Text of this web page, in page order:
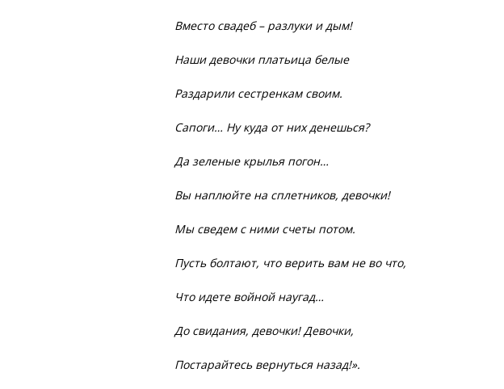
Вместо свадеб – разлуки и дым!
Наши девочки платьица белые
Раздарили сестренкам своим.
Сапоги… Ну куда от них денешься?
Да зеленые крылья погон…
Вы наплюйте на сплетников, девочки!
Мы сведем с ними счеты потом.
Пусть болтают, что верить вам не во что,
Что идете войной наугад…
До свидания, девочки! Девочки,
Постарайтесь вернуться назад!».